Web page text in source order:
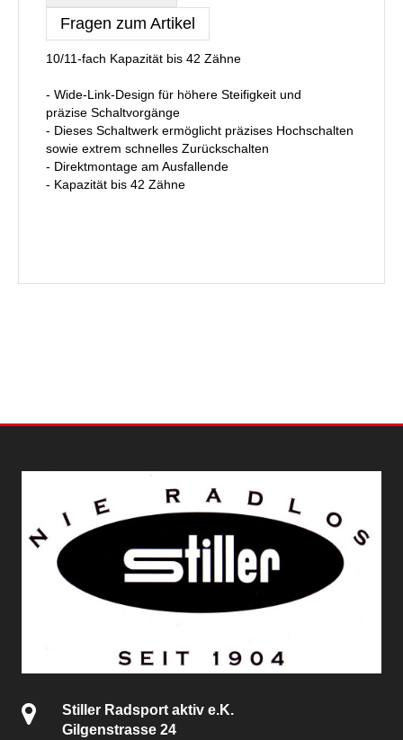
Fragen zum Artikel
10/11-fach Kapazität bis 42 Zähne
- Wide-Link-Design für höhere Steifigkeit und
präzise Schaltvorgänge
- Dieses Schaltwerk ermöglicht präzises Hochschalten
sowie extrem schnelles Zurückschalten
- Direktmontage am Ausfallende
- Kapazität bis 42 Zähne
Stiller Radsport aktiv e.K.
Gilgenstrasse 24